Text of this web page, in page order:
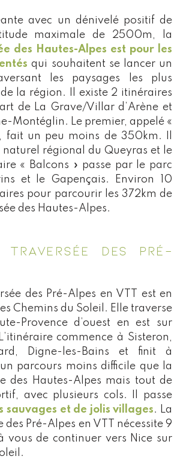
avec un dénivelé positif de
maximale de 2500m, la
des Hautes-Alpes est pour les
qui souhaitent se lancer un
les paysages les plus
la région. Il existe 2 itinéraires
de La Grave/Villar d’Arène et
Montéglin. Le premier, appelé «
fait un peu moins de 350km. Il
naturel régional du Queyras et le
« Balcons » passe par le parc
et le Gapençais. Environ 10
pour parcourir les 372km de
des Hautes-Alpes.
TRAVERSÉE DES PRÉ-
des Pré-Alpes en VTT est en
Chemins du Soleil. Elle traverse
Provence d’ouest en est sur
commence à Sisteron,
Digne-les-Bains et finit à
un parcours moins difficile que la
des Hautes-Alpes mais tout de
avec plusieurs cols. Il passe
sauvages et de jolis villages. La
des Pré-Alpes en VTT nécessite 9
vous de continuer vers Nice sur